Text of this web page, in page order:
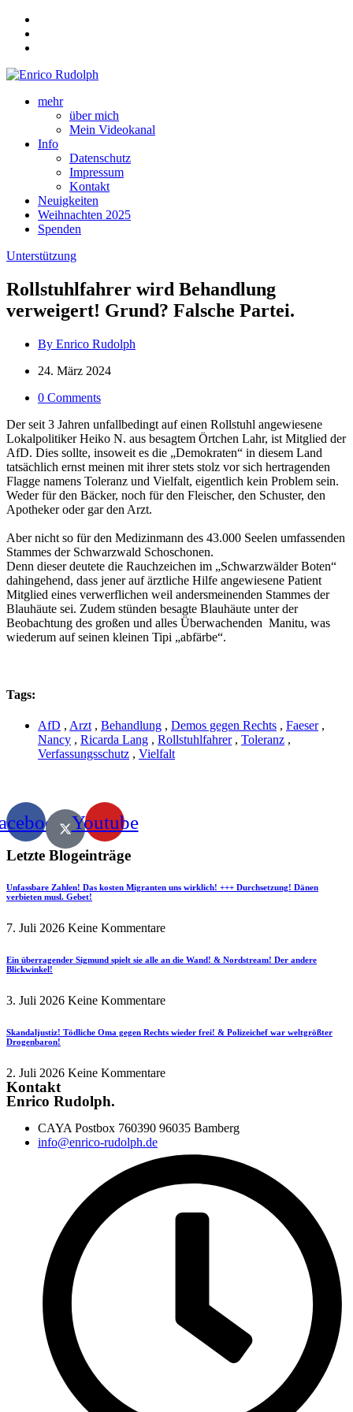
mehr
über mich
Mein Videokanal
Info
Datenschutz
Impressum
Kontakt
Neuigkeiten
Weihnachten 2025
Spenden
Unterstützung
Rollstuhlfahrer wird Behandlung
verweigert! Grund? Falsche Partei.
By Enrico Rudolph
24. März 2024
0 Comments
Der seit 3 Jahren unfallbedingt auf einen Rollstuhl angewiesene
Lokalpolitiker Heiko N. aus besagtem Örtchen Lahr, ist Mitglied der
AfD. Dies sollte, insoweit es die „Demokraten“ in diesem Land
tatsächlich ernst meinen mit ihrer stets stolz vor sich hertragenden
Flagge namens Toleranz und Vielfalt, eigentlich kein Problem sein.
Weder für den Bäcker, noch für den Fleischer, den Schuster, den
Apotheker oder gar den Arzt.
Aber nicht so für den Medizinmann des 43.000 Seelen umfassenden
Stammes der Schwarzwald Schoschonen.
Denn dieser deutete die Rauchzeichen im „Schwarzwälder Boten“
dahingehend, dass jener auf ärztliche Hilfe angewiesene Patient
Mitglied eines verwerflichen weil andersmeinenden Stammes der
Blauhäute sei. Zudem stünden besagte Blauhäute unter der
Beobachtung des großen und alles Überwachenden Manitu, was
wiederum auf seinen kleinen Tipi „abfärbe“.
Tags:
AfD , Arzt , Behandlung , Demos gegen Rechts , Faeser,
Nancy , Ricarda Lang , Rollstuhlfahrer, Toleranz ,
Verfassungsschutz , Vielfalt
Youtube
Letzte Blogeinträge
Unfassbare Zahlen! Das kosten Migranten uns wirklich! +++ Durchsetzung! Dänen
verbieten musl. Gebet!
7. Juli 2026 Keine Kommentare
Ein überragender Sigmund spielt sie alle an die Wand! & Nordstream! Der andere
Blickwinkel!
3. Juli 2026 Keine Kommentare
Skandaljustiz! Tödliche Oma gegen Rechts wieder frei! & Polizeichef war weltgrößter
Drogenbaron!
2. Juli 2026 Keine Kommentare
Kontakt
Enrico Rudolph.
CAYA Postbox 760390 96035 Bamberg
info@enrico-rudolph.de